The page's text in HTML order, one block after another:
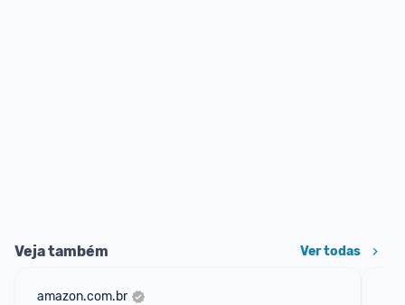
Veja também Ver todas
amazon.com.br